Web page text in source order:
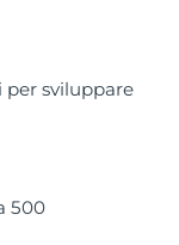
per sviluppare
500